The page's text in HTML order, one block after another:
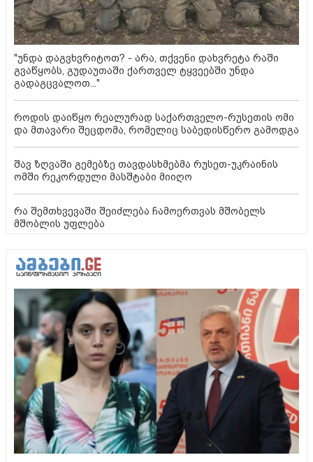
"უნდა დაგვხვრიტოთ? - არა, თქვენი დახვრეტა რაში
გვაწყობს, გუდაუთაში ქართველ ტყვეებში უნდა
გადაგცვალოთ..."
როდის დაიწყო რეალურად საქართველო-რუსეთის ომი
და მთავარი შეცდომა, რომელიც საბედისწერო გამოდგა
შავ ზღვაში გემებზე თავდასხმებმა რუსეთ-უკრაინის
ომში რეკორდული მასშტაბი მიიღო
რა შემთხვევაში შეიძლება ჩამოერთვას მშობელს
მშობლის უფლება